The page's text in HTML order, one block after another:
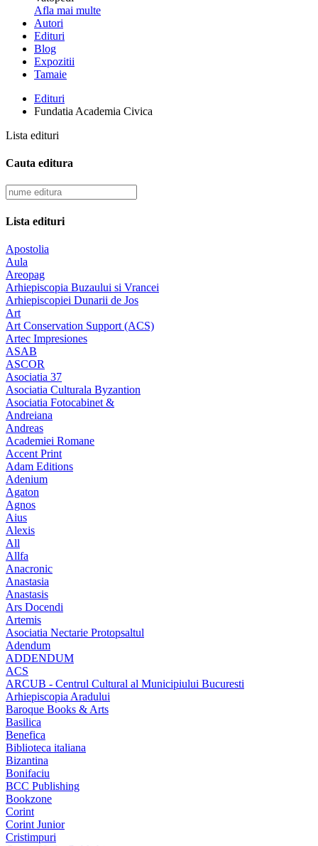
Afla mai multe
Autori
Edituri
Blog
Expozitii
Tamaie
Edituri
Fundatia Academia Civica
Lista edituri
Cauta editura
Lista edituri
Apostolia
Aula
Areopag
Arhiepiscopia Buzaului si Vrancei
Arhiepiscopiei Dunarii de Jos
Art
Art Conservation Support (ACS)
Artec Impresiones
ASAB
ASCOR
Asociatia 37
Asociatia Culturala Byzantion
Asociatia Fotocabinet &
Andreiana
Andreas
Academiei Romane
Accent Print
Adam Editions
Adenium
Agaton
Agnos
Aius
Alexis
All
Allfa
Anacronic
Anastasia
Anastasis
Ars Docendi
Artemis
Asociatia Nectarie Protopsaltul
Adendum
ADDENDUM
ACS
ARCUB - Centrul Cultural al Municipiului Bucuresti
Arhiepiscopia Aradului
Baroque Books & Arts
Basilica
Benefica
Biblioteca italiana
Bizantina
Bonifaciu
BCC Publishing
Bookzone
Corint
Corint Junior
Cristimpuri